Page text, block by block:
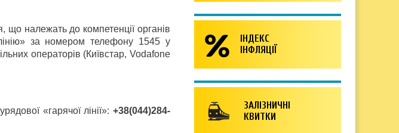
належать до компетенції органів
за номером телефону 1545 у
операторів (Київстар, Vodafone
«гарячої лінії»: +38(044)284-
ІНДЕКС
ІНФЛЯЦІЇ
ЗАЛІЗНИЧНІ
КВИТКИ